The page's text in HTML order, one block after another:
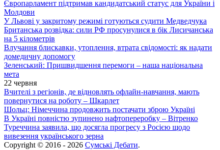
Європарламент підтримав кандидатський статус для України і
Молдови
У Львові у закритому режимі готуються судити Медведчука
Британська розвідка: сили РФ просунулися в бік Лисичанська
на 5 кілометрів
Влучання блискавки, утоплення, втрата свідомості: як надати
домедичну допомогу
Зеленський: Пришвидшення перемоги – наша національна
мета
22 червня
Вчителі з регіонів, де відновлять офлайн-навчання, мають
повернутися на роботу – Шкарлет
Шольц: Німеччина продовжить постачати зброю Україні
В Україні повністю зупинено нафтопереробку – Вітренко
Туреччина заявила, що досягла прогресу з Росією щодо
вивезення українського зерна
Copyright © 2016 - 2026 Сумські Дебати.